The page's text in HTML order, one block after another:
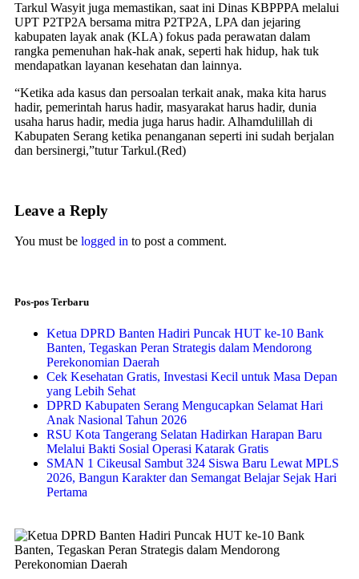
Tarkul Wasyit juga memastikan, saat ini Dinas KBPPPA melalui
UPT P2TP2A bersama mitra P2TP2A, LPA dan jejaring
kabupaten layak anak (KLA) fokus pada perawatan dalam
rangka pemenuhan hak-hak anak, seperti hak hidup, hak tuk
mendapatkan layanan kesehatan dan lainnya.
“Ketika ada kasus dan persoalan terkait anak, maka kita harus
hadir, pemerintah harus hadir, masyarakat harus hadir, dunia
usaha harus hadir, media juga harus hadir. Alhamdulillah di
Kabupaten Serang ketika penanganan seperti ini sudah berjalan
dan bersinergi,”tutur Tarkul.(Red)
Leave a Reply
You must be logged in to post a comment.
Pos-pos Terbaru
Ketua DPRD Banten Hadiri Puncak HUT ke-10 Bank
Banten, Tegaskan Peran Strategis dalam Mendorong
Perekonomian Daerah
Cek Kesehatan Gratis, Investasi Kecil untuk Masa Depan
yang Lebih Sehat
DPRD Kabupaten Serang Mengucapkan Selamat Hari
Anak Nasional Tahun 2026
RSU Kota Tangerang Selatan Hadirkan Harapan Baru
Melalui Bakti Sosial Operasi Katarak Gratis
SMAN 1 Cikeusal Sambut 324 Siswa Baru Lewat MPLS
2026, Bangun Karakter dan Semangat Belajar Sejak Hari
Pertama